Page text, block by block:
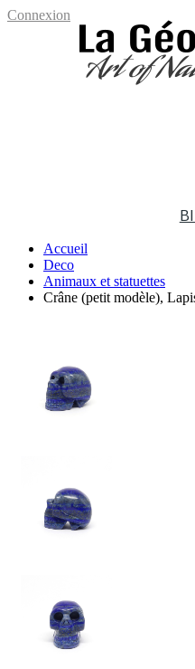
Connexion
Accueil
Deco
Animaux et statuettes
Crâne (petit modèle),